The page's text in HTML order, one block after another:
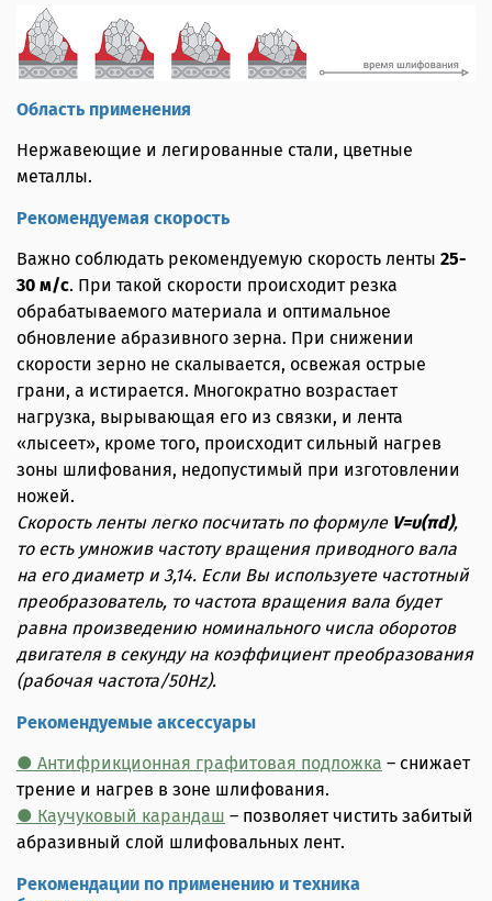
Область применения
Нержавеющие и легированные стали, цветные
металлы.
Рекомендуемая скорость
Важно соблюдать рекомендуемую скорость ленты 25-
30 м/с. При такой скорости происходит резка
обрабатываемого материала и оптимальное
обновление абразивного зерна. При снижении
скорости зерно не скалывается, освежая острые
грани, а истирается. Многократно возрастает
нагрузка, вырывающая его из связки, и лента
«лысеет», кроме того, происходит сильный нагрев
зоны шлифования, недопустимый при изготовлении
ножей.
Скорость ленты легко посчитать по формуле V=υ(πd),
то есть умножив частоту вращения приводного вала
на его диаметр и 3,14. Если Вы используете частотный
преобразователь, то частота вращения вала будет
равна произведению номинального числа оборотов
двигателя в секунду на коэффициент преобразования
(рабочая частота/50Hz).
Рекомендуемые аксессуары
● Антифрикционная графитовая подложка – снижает
трение и нагрев в зоне шлифования.
● Каучуковый карандаш – позволяет чистить забитый
абразивный слой шлифовальных лент.
Рекомендации по применению и техника